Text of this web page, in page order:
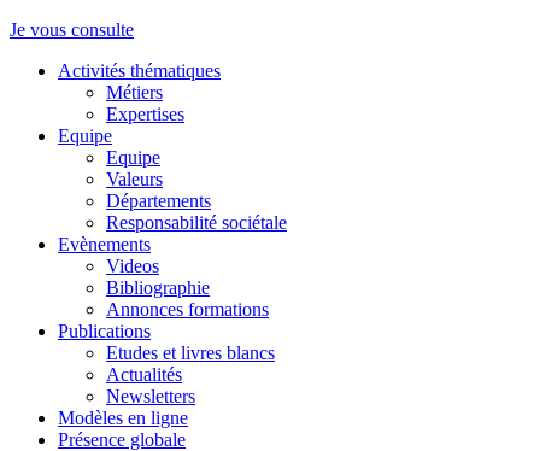
Je vous consulte
Activités thématiques
Métiers
Expertises
Equipe
Equipe
Valeurs
Départements
Responsabilité sociétale
Evènements
Videos
Bibliographie
Annonces formations
Publications
Etudes et livres blancs
Actualités
Newsletters
Modèles en ligne
Présence globale